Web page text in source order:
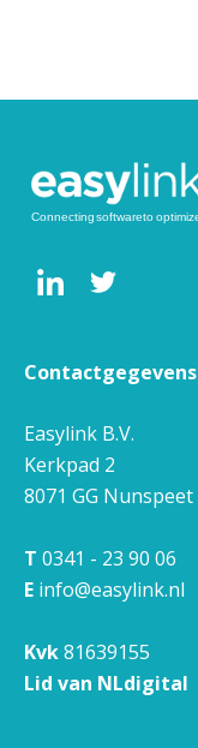
Contactgegevens
Easylink B.V.
Kerkpad 2
8071 GG Nunspeet
T 0341 - 23 90 06
E info@easylink.nl
Kvk81639155
Lid van NLdigital